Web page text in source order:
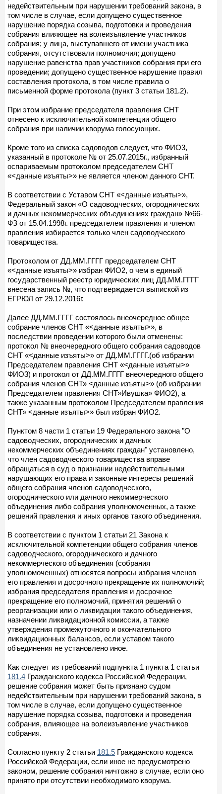
недействительным при нарушении требований закона, в
том числе в случае, если допущено существенное
нарушение порядка созыва, подготовки и проведения
собрания влияющее на волеизъявление участников
собрания; у лица, выступавшего от имени участника
собрания, отсутствовали полномочия; допущено
нарушение равенства прав участников собрания при его
проведении; допущено существенное нарушение правил
составления протокола, в том числе правила о
письменной форме протокола (пункт 3 статьи 181.2).
При этом избрание председателя правления СНТ
отнесено к исключительной компетенции общего
собрания при наличии кворума голосующих.
Кроме того из списка садоводов следует, что ФИО3,
указанный в протоколе № от 25.07.2015г., избранный
оспариваемым протоколом председателем СНТ
«<данные изъяты>» не является членом данного СНТ.
В соответствии с Уставом СНТ «<данные изъяты>»,
Федеральный закон «О садоводческих, огороднических
и дачных некоммерческих объединениях граждан» №66-
ФЗ от 15.04.1998г. председателем правления и членом
правления избирается только член садоводческого
товарищества.
Протоколом от ДД.ММ.ГГГГ председателем СНТ
«<данные изъяты>» избран ФИО2, о чем в единый
государственный реестр юридических лиц ДД.ММ.ГГГГ
внесена запись №, что подтверждается выпиской из
ЕГРЮЛ от 29.12.2016г.
Далее ДД.ММ.ГГГГ состоялось внеочередное общее
собрание членов СНТ «<данные изъяты>», в
последствии проведении которого были отменены:
протокол № внеочередного общего собрания садоводов
СНТ «<данные изъяты>» от ДД.ММ.ГГГГ.(об избрании
Председателем правления СНТ «<данные изъяты>»
ФИО3) и протокол от ДД.ММ.ГГГГ внеочередного общего
собрания членов СНТ» <данные изъяты>» (об избрании
Председателем правления СНТ»Ивушка» ФИО2), а
также указанным протоколом Председателем правления
СНТ» <данные изъяты>» был избран ФИО2.
Пунктом 8 части 1 статьи 19 Федерального закона "О
садоводческих, огороднических и дачных
некоммерческих объединениях граждан" установлено,
что член садоводческого товарищества вправе
обращаться в суд о признании недействительными
нарушающих его права и законные интересы решений
общего собрания членов садоводческого,
огороднического или дачного некоммерческого
объединения либо собрания уполномоченных, а также
решений правления и иных органов такого объединения.
В соответствии с пунктом 1 статьи 21 Закона к
исключительной компетенции общего собрания членов
садоводческого, огороднического и дачного
некоммерческого объединения (собрания
уполномоченных) относятся вопросы избрания членов
его правления и досрочного прекращение их полномочий;
избрания председателя правления и досрочное
прекращение его полномочий, принятия решений о
реорганизации или о ликвидации такого объединения,
назначении ликвидационной комиссии, а также
утверждения промежуточного и окончательного
ликвидационных балансов, если уставом такого
объединения не установлено иное.
Как следует из требований подпункта 1 пункта 1 статьи
181.4 Гражданского кодекса Российской Федерации,
решение собрания может быть признано судом
недействительным при нарушении требований закона, в
том числе в случае, если допущено существенное
нарушение порядка созыва, подготовки и проведения
собрания, влияющее на волеизъявление участников
собрания.
Согласно пункту 2 статьи 181.5 Гражданского кодекса
Российской Федерации, если иное не предусмотрено
законом, решение собрания ничтожно в случае, если оно
принято при отсутствии необходимого кворума.